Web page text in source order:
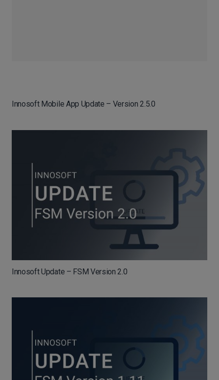
Innosoft Mobile App Update – Version 2.5.0
Innosoft Update – FSM Version 2.0